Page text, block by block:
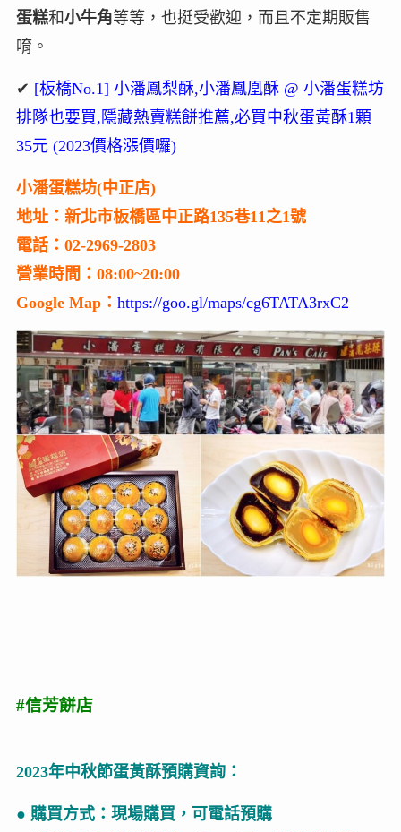
蛋糕和小牛角等等，也挺受歡迎，而且不定期販售
唷。
✔ [板橋No.1] 小潘鳳梨酥,小潘鳳凰酥 @ 小潘蛋糕坊
排隊也要買,隱藏熱賣糕餅推薦,必買中秋蛋黃酥1顆
35元 (2023價格漲價囉)
小潘蛋糕坊(中正店)
地址：新北市板橋區中正路135巷11之1號
電話：02-2969-2803
營業時間：08:00~20:00
Google Map： https://goo.gl/maps/cg6TATA3rxC2
#信芳餅店
2023年中秋節蛋黃酥預購資詢：
● 購買方式：現場購買，可電話預購